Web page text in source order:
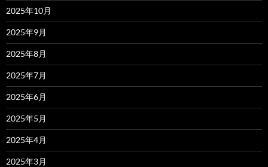
2025年10月
2025年9月
2025年8月
2025年7月
2025年6月
2025年5月
2025年4月
2025年3月